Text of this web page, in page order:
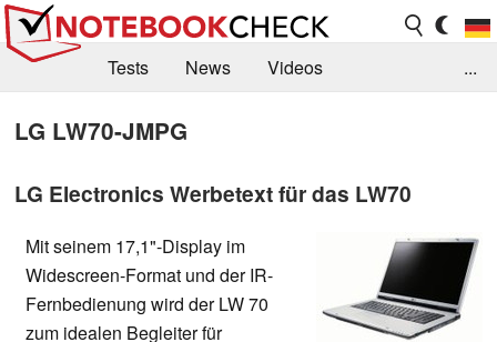
Tests News
Videos
...
LG LW70-JMPG
LG Electronics Werbetext für das LW70
Mit seinem 17,1"-Display im
Widescreen-Format und der IR-
Fernbedienung wird der LW 70
zum idealen Begleiter für